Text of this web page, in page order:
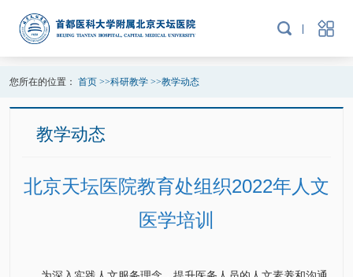
您所在的位置： 首页>>科研教学>>教学动态
教学动态
北京天坛医院教育处组织2022年人文
医学培训